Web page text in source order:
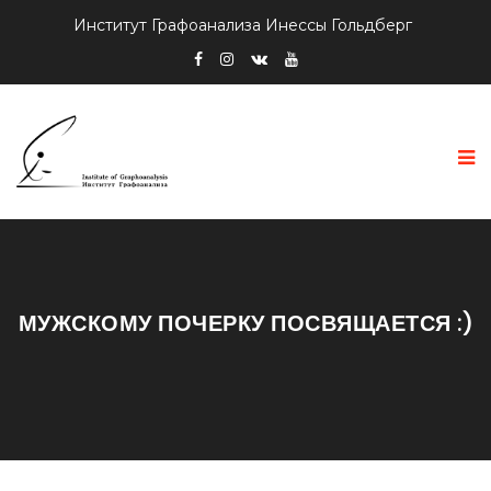
Институт Графоанализа Инессы Гольдберг
МУЖСКОМУ ПОЧЕРКУ ПОСВЯЩАЕТСЯ :)